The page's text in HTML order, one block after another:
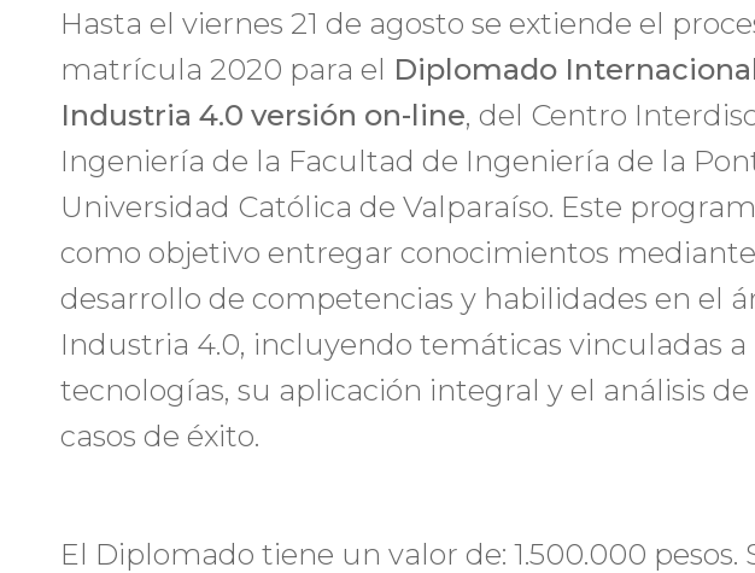
Hasta el viernes 21 de agosto se extiende el
matrícula 2020 para el Diplomado
Industria 4.0 versión on-line, del Centro
Ingeniería de la Facultad de Ingeniería de la
Universidad Católica de Valparaíso. Este
como objetivo entregar conocimientos
desarrollo de competencias y habilidades en el
Industria 4.0, incluyendo temáticas vinculadas a
tecnologías, su aplicación integral y el análisis de
casos de éxito.
El Diplomado tiene un valor de: 1.500.000 pesos.